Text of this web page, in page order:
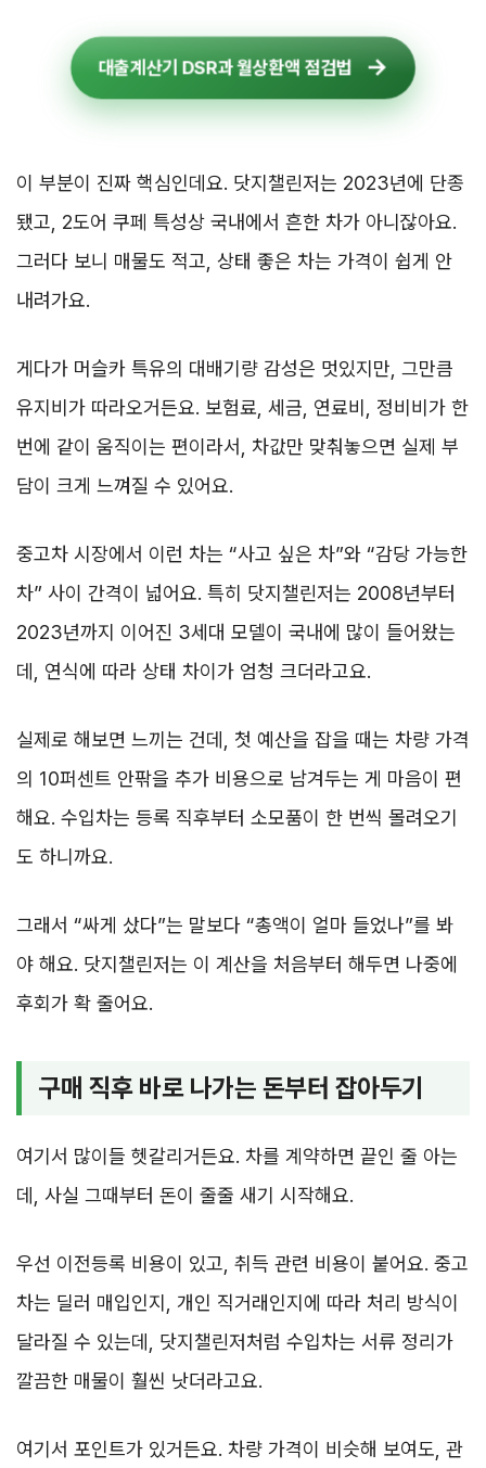
대출계산기 DSR과 월상환액 점검법
이 부분이 진짜 핵심인데요. 닷지챌린저는 2023년에 단종
됐고, 2도어 쿠페 특성상 국내에서 흔한 차가 아니잖아요.
그러다 보니 매물도 적고, 상태 좋은 차는 가격이 쉽게 안
내려가요.
게다가 머슬카 특유의 대배기량 감성은 멋있지만, 그만큼
유지비가 따라오거든요. 보험료, 세금, 연료비, 정비비가 한
번에 같이 움직이는 편이라서, 차값만 맞춰놓으면 실제 부
담이 크게 느껴질 수 있어요.
중고차 시장에서 이런 차는 “사고 싶은 차”와 “감당 가능한
차” 사이 간격이 넓어요. 특히 닷지챌린저는 2008년부터
2023년까지 이어진 3세대 모델이 국내에 많이 들어왔는
데, 연식에 따라 상태 차이가 엄청 크더라고요.
실제로 해보면 느끼는 건데, 첫 예산을 잡을 때는 차량 가격
의 10퍼센트 안팎을 추가 비용으로 남겨두는 게 마음이 편
해요. 수입차는 등록 직후부터 소모품이 한 번씩 몰려오기
도 하니까요.
그래서 “싸게 샀다”는 말보다 “총액이 얼마 들었나”를 봐
야 해요. 닷지챌린저는 이 계산을 처음부터 해두면 나중에
후회가 확 줄어요.
구매 직후 바로 나가는 돈부터 잡아두기
여기서 많이들 헷갈리거든요. 차를 계약하면 끝인 줄 아는
데, 사실 그때부터 돈이 줄줄 새기 시작해요.
우선 이전등록 비용이 있고, 취득 관련 비용이 붙어요. 중고
차는 딜러 매입인지, 개인 직거래인지에 따라 처리 방식이
달라질 수 있는데, 닷지챌린저처럼 수입차는 서류 정리가
깔끔한 매물이 훨씬 낫더라고요.
여기서 포인트가 있거든요. 차량 가격이 비슷해 보여도, 관